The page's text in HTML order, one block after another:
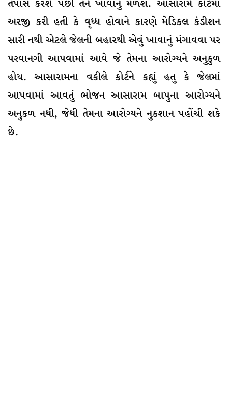
તપાસ કરશે પછી તેને ખાવાનું મળશે. આસારામે કોર્ટમાં
અરજી કરી હતી કે વૃધ્ધ હોવાને કારણે મેડિકલ કંડીશન
સારી નથી એટલે જેલની બહારથી એવું ખાવાનું મંગાવવા પર
પરવાનગી આપવામાં આવે જે તેમના આરોગ્યને અનુકુળ
હોય. આસારામના વકીલે કોર્ટને કહ્યું હતુ કે જેલમાં
આપવામાં આવતું ભોજન આસારામ બાપુના આરોગ્યને
અનુકળ નથી, જેથી તેમના આરોગ્યને નુકશાન પહોંચી શકે
છે.